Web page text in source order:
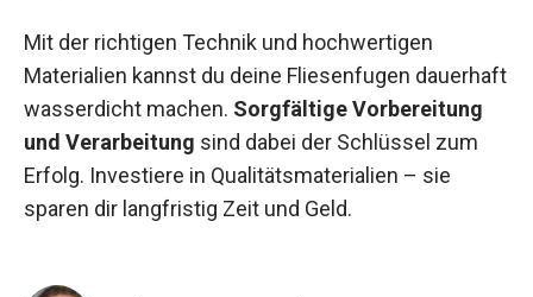
Mit der richtigen Technik und hochwertigen
Materialien kannst du deine Fliesenfugen dauerhaft
wasserdicht machen. Sorgfältige Vorbereitung
und Verarbeitung sind dabei der Schlüssel zum
Erfolg. Investiere in Qualitätsmaterialien – sie
sparen dir langfristig Zeit und Geld.